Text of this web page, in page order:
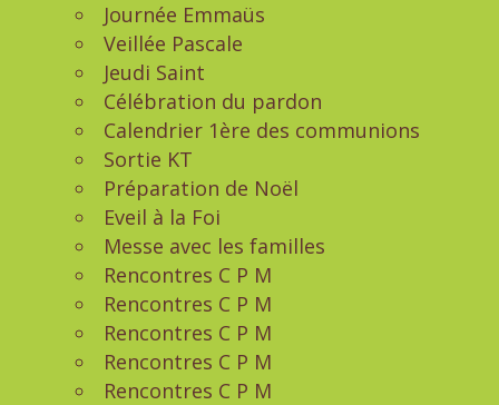
Journée Emmaüs
Veillée Pascale
Jeudi Saint
Célébration du pardon
Calendrier 1ère des communions
Sortie KT
Préparation de Noël
Eveil à la Foi
Messe avec les familles
Rencontres C P M
Rencontres C P M
Rencontres C P M
Rencontres C P M
Rencontres C P M